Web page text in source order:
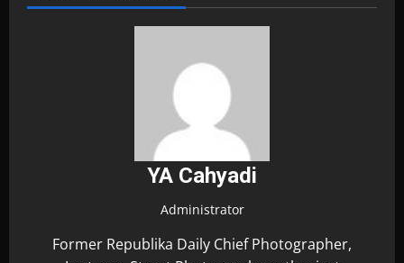
YA Cahyadi
Administrator
Former Republika Daily Chief Photographer,